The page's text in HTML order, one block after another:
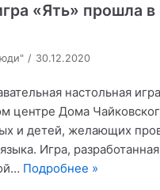
«Ять» прошла в
30.12.2020
настольная
центре Дома
и детей, желающих
Игра, разработанная
Подробнее »